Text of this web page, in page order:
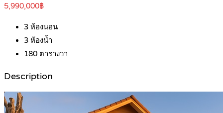
5,990,000฿
3 ห้องนอน
3 ห้องน้ำ
180 ตารางวา
Description